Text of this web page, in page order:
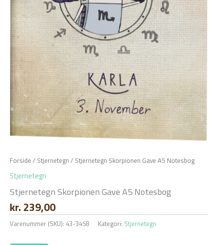
Forside / Stjernetegn / Stjernetegn Skorpionen Gave A5 Notesbog
Stjernetegn
Stjernetegn Skorpionen Gave A5 Notesbog
kr. 239,00
Varenummer (SKU): 43-3458 Kategori: Stjernetegn